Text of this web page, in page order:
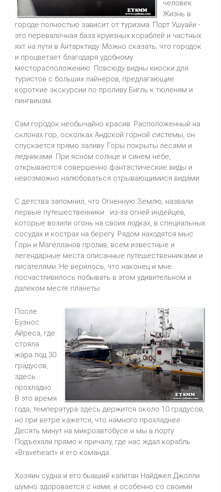
человек.
Жизнь в
городе полностью зависит от туризма. Порт Ушуайи -
это перевалочная база круизных кораблей и частных
яхт на пути в Антарктиду. Можно сказать, что городок
и процветает благодаря удобному
месторасположению. Повсюду видны киоски для
туристов с больших лайнеров, предлагающие
короткие экскурсии по проливу Бигль к тюленям и
пингвинам.
Сам городок необычайно красив. Расположенный на
склонах гор, осколках Андской горной системы, он
спускается прямо заливу. Горы покрыты лесами и
ледниками. При ясном солнце и синем небе,
открываются совершенно фантастические виды и
невозможно налюбоваться отрывающимися видами.
С детства запомнил, что Огненную Землю, назвали
первые путешественники из-за огней индейцев,
которые возили огонь на своих лодках, в специальных
сосудах и кострах на берегу. Рядом находятся мыс
Горн и Магелланов пролив, всем известные и
легендарные места описанные путешественниками и
писателями. Не верилось, что наконец и мне
посчастливилось побывать в этом удивительном и
далеком месте планеты.
После
Буэнос
Айреса, где
стояла
жара под 30
градусов,
здесь
прохладно.
В это время
года, температура здесь держится около 10 градусов,
но при ветре кажется, что намного прохладнее.
Десять минут на микроавтобусе и мы в порту.
Подъехали прямо к причалу, где нас ждал корабль
«Braveheart» и его команда.
Хозяин судна и его бывший капитан Найджел Джолли
шумно здоровается с нами, и особенно со своими